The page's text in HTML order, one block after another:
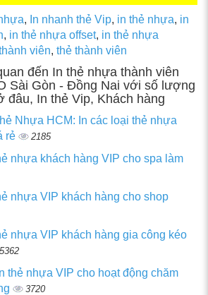
, In nhanh thẻ Vip, in thẻ nhựa, in
, in thẻ nhựa offset, in thẻ nhựa
viên, thẻ thành viên
đến In thẻ nhựa thành viên
Sài Gòn - Đồng Nai với số lượng
đâu, In thẻ Vip, Khách hàng
Nhựa HCM: In các loại thẻ nhựa
rẻ
2185
nhựa khách hàng VIP cho spa làm
nhựa VIP khách hàng cho shop
nhựa VIP khách hàng gia công kéo
5362
thẻ nhựa VIP cho hoạt động chăm
3720